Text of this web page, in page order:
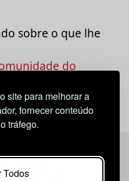
site para melhorar a
fornecer conteúdo
tráfego.
Todos
sobre o que lhe
do